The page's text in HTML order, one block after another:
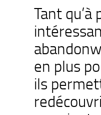
Tant
en plus
ils